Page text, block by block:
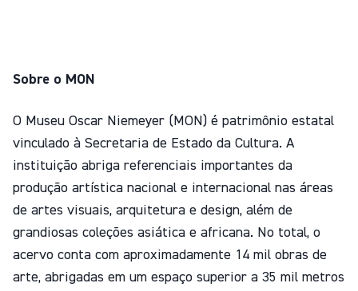
Sobre o MON
O Museu Oscar Niemeyer (MON) é patrimônio estatal
vinculado à Secretaria de Estado da Cultura. A
instituição abriga referenciais importantes da
produção artística nacional e internacional nas áreas
de artes visuais, arquitetura e design, além de
grandiosas coleções asiática e africana. No total, o
acervo conta com aproximadamente 14 mil obras de
arte, abrigadas em um espaço superior a 35 mil metros